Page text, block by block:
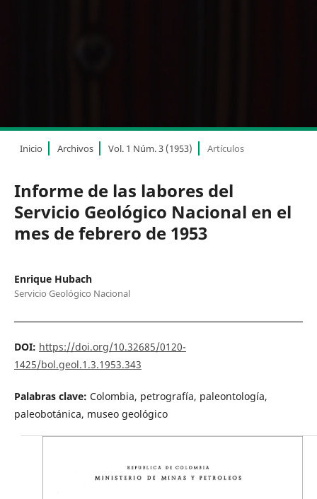
Inicio Archivos Vol. 1 Núm. 3 (1953) Artículos
Informe de las labores del
Servicio Geológico Nacional en el
mes de febrero de 1953
Enrique Hubach
Servicio Geológico Nacional
DOI: https://doi.org/10.32685/0120-
1425/bol.geol.1.3.1953.343
Palabras clave: Colombia, petrografía, paleontología,
paleobotánica, museo geológico